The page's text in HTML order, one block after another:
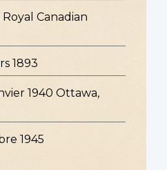
Royal Canadian
1893
1940 Ottawa,
1945